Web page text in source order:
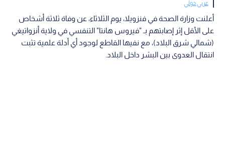
عربي دولي
أعلنت وزارة الصحة في فنزويلا، يوم الثلاثاء، عن وفاة ثلاثة أشخاص
على الأقل إثر إصابتهم بـ "فيروس هانتا" التنفسي في ولاية أنزواتيغي
(شمالي شرق البلاد)، مع نفيها القاطع لوجود أي أدلة علمية تثبت
انتقال العدوى بين البشر داخل البلاد.